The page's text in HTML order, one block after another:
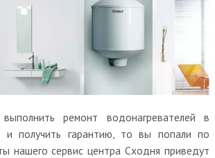
ремонт водонагревателей в
и получить гарантию, то вы попали по
нашего сервис центра Сходня приведут